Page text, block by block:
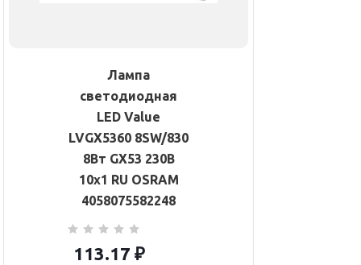
Лампа
светодиодная
LED Value
LVGX5360 8SW/830
8Вт GX53 230В
10х1 RU OSRAM
4058075582248
113.17 ₽